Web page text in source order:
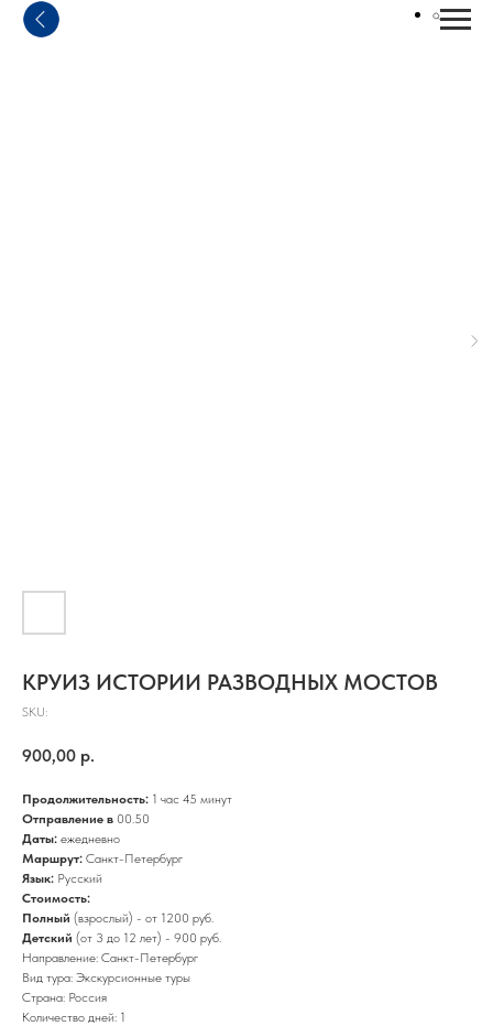
КРУИЗ ИСТОРИИ РАЗВОДНЫХ МОСТОВ
SKU:
900,00 р.
Продолжительность: 1 час 45 минут
Отправление в 00.50
Даты: ежедневно
Маршрут: Санкт-Петербург
Язык: Русский
Стоимость:
Полный (взрослый) - от 1200 руб.
Детский (от 3 до 12 лет) - 900 руб.
Направление: Санкт-Петербург
Вид тура: Экскурсионные туры
Страна: Россия
Количество дней: 1